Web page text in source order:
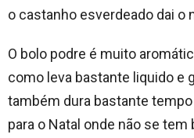
o castanho esverdeado dai o
O bolo podre é muito
como leva bastante liquido e
também dura bastante
para o Natal onde não se tem